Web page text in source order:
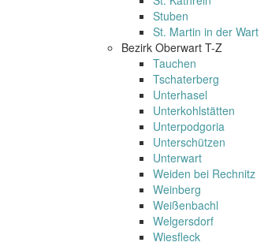
Stuben
St. Martin in der Wart
Bezirk Oberwart T-Z
Tauchen
Tschaterberg
Unterhasel
Unterkohlstätten
Unterpodgoria
Unterschützen
Unterwart
Weiden bei Rechnitz
Weinberg
Weißenbachl
Welgersdorf
Wiesfleck